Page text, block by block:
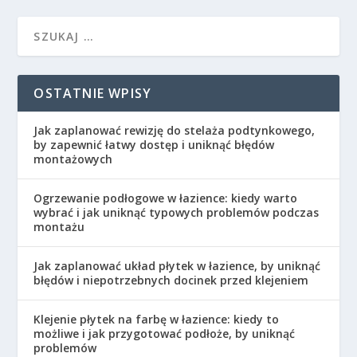
OSTATNIE WPISY
Jak zaplanować rewizję do stelaża podtynkowego,
by zapewnić łatwy dostęp i uniknąć błędów
montażowych
Ogrzewanie podłogowe w łazience: kiedy warto
wybrać i jak uniknąć typowych problemów podczas
montażu
Jak zaplanować układ płytek w łazience, by uniknąć
błędów i niepotrzebnych docinek przed klejeniem
Klejenie płytek na farbę w łazience: kiedy to
możliwe i jak przygotować podłoże, by uniknąć
problemów